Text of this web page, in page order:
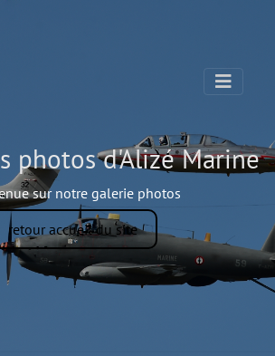
photos d'Alizé Marine
sur notre galerie photos
retour accueil du site